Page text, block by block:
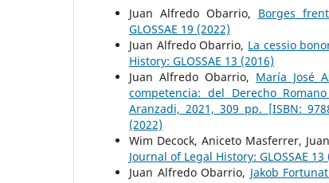
Juan Alfredo Obarrio, Borges
GLOSSAE 19 (2022)
Juan Alfredo Obarrio, La cessio
History: GLOSSAE 13 (2016)
Juan Alfredo Obarrio, María José
competencia: del Derecho
Aranzadi, 2021, 309 pp. [ISBN:
(2022)
Wim Decock, Aniceto Masferrer,
Journal of Legal History: GLOSSAE 13
Juan Alfredo Obarrio, Jakob